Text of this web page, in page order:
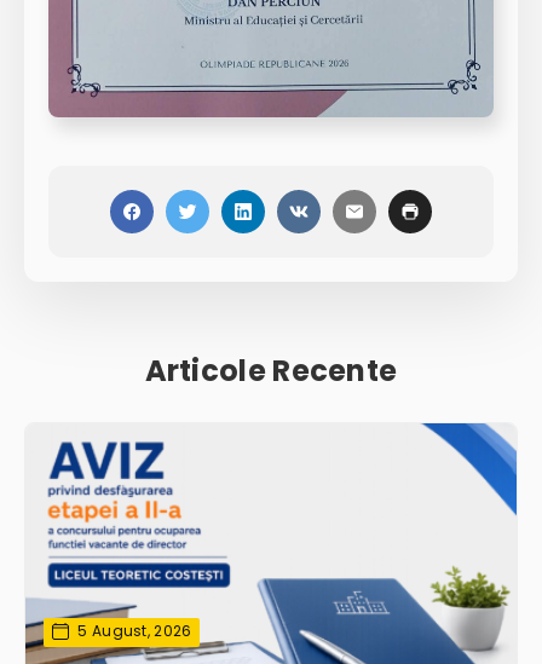
Articole Recente
5 August, 2026